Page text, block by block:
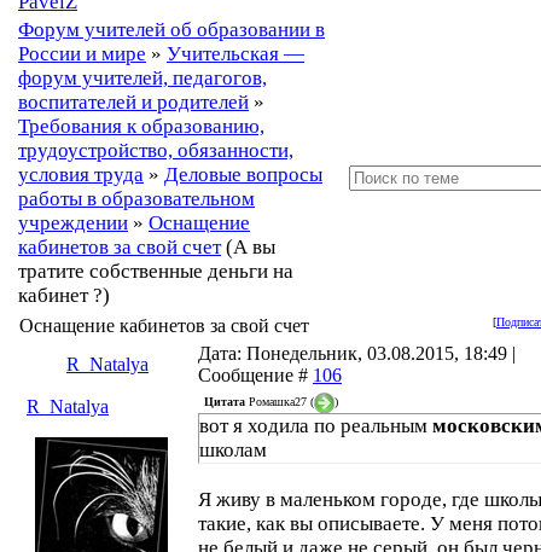
Форум учителей об образовании в
России и мире » Учительская —
форум учителей, педагогов,
воспитателей и родителей »
Требования к образованию,
трудоустройство, обязанности,
условия труда » Деловые вопросы
работы в образовательном
учреждении » Оснащение
кабинетов за свой счет (А вы
тратите собственные деньги на
кабинет ?)
[
Оснащение кабинетов за свой счет
R_Natalya
Дата: Понедельник, 03.08.2015, 18:49 |
Сообщение # 106
R_Natalya
Цитата Ромашка27 ( )
вот я ходила по реальным
школам
Я живу в маленьком городе, где
такие, как вы описываете. У меня